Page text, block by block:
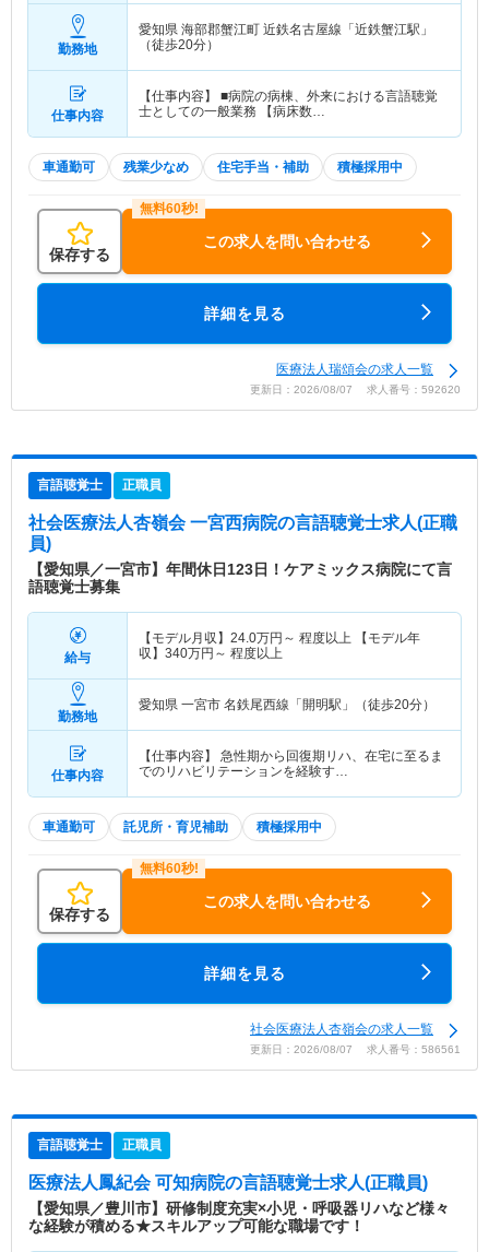
勤務地
愛知県 海部郡蟹江町 近鉄名古屋線「近鉄蟹江駅」
（徒歩20分）
仕事内容
【仕事内容】 ■病院の病棟、外来における言語聴覚
士としての一般業務 【病床数…
車通勤可 残業少なめ 住宅手当・補助 積極採用中
保存する
この求人を問い合わせる
詳細を見る
医療法人瑞頌会の求人一覧
更新日：2026/08/07 求人番号：592620
言語聴覚士 正職員
社会医療法人杏嶺会 一宮西病院の言語聴覚士求人(正職
員)
【愛知県／一宮市】年間休日123日！ケアミックス病院にて言
語聴覚士募集
給与
【モデル月収】 24.0万円～ 程度以上 【モデル年
収】 340万円～ 程度以上
勤務地
愛知県 一宮市 名鉄尾西線「開明駅」（徒歩20分）
仕事内容
【仕事内容】 急性期から回復期リハ、在宅に至るま
でのリハビリテーションを経験す…
車通勤可 託児所・育児補助 積極採用中
保存する
この求人を問い合わせる
詳細を見る
社会医療法人杏嶺会の求人一覧
更新日：2026/08/07 求人番号：586561
言語聴覚士 正職員
医療法人鳳紀会 可知病院の言語聴覚士求人(正職員)
【愛知県／豊川市】研修制度充実×小児・呼吸器リハなど様々
な経験が積める★スキルアップ可能な職場です！